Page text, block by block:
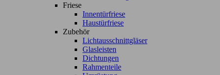
Friese
Innentürfriese
Haustürfriese
Zubehör
Lichtausschnittgläser
Glasleisten
Dichtungen
Rahmenteile